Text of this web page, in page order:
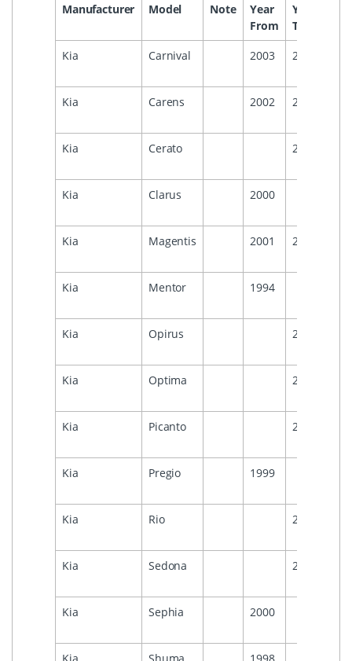
Manufacturer Model Note
Year
From
Year
To
Kia Carnival 2003 2005
Kia Carens 2002 2006
Kia Cerato 2009
Kia Clarus 2000
Kia Magentis 2001 2005
Kia Mentor 1994
Kia Opirus 2009
Kia Optima 2006
Kia Picanto 2007
Kia Pregio 1999
Kia Rio 2004
Kia Sedona 2005
Kia Sephia 2000
Kia Shuma 1998